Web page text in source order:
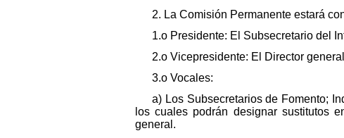
2. La Comisión Permanente estará
1.o Presidente: El Subsecretario del
2.o Vicepresidente: El Director
3.o Vocales:
a) Los Subsecretarios de Fomento;
los cuales podrán designar sustitutos
general.